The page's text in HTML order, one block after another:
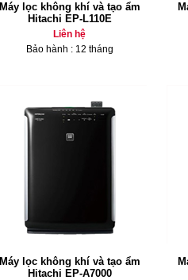
Máy lọc không khí và tạo ẩm
Hitachi EP-L110E
Liên hệ
Bảo hành : 12 tháng
Máy lọc không khí và tạo ẩm
Hitachi EP-A7000